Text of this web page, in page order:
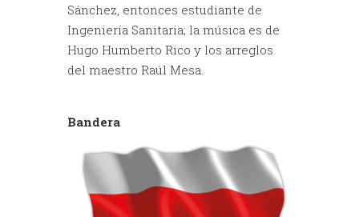
Sánchez, entonces estudiante de
Ingeniería Sanitaria; la música es de
Hugo Humberto Rico y los arreglos
del maestro Raúl Mesa.
Bandera